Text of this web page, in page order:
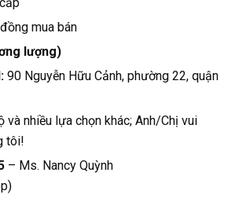
mua bán
lượng)
90 Nguyễn Hữu Cảnh, phường 22, quận
nhiều lựa chọn khác; Anh/Chị vui
tôi!
– Ms. Nancy Quỳnh